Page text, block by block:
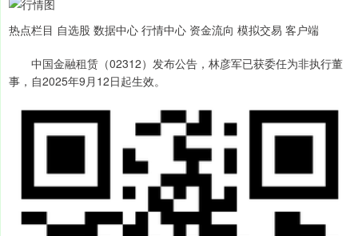
热点栏目 自选股 数据中心 行情中心 资金流向 模拟交易 客户端
中国金融租赁（02312）发布公告，林彦军已获委任为非执行董
事，自2025年9月12日起生效。